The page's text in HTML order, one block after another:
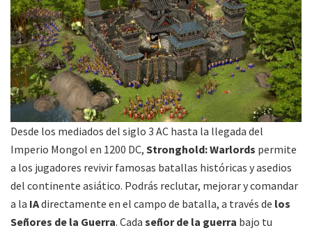
Desde los mediados del siglo 3 AC hasta la llegada del
Imperio Mongol en 1200 DC, Stronghold: Warlords permite
a los jugadores revivir famosas batallas históricas y asedios
del continente asiático. Podrás reclutar, mejorar y comandar
a la IAdirectamente en el campo de batalla, a través de los
Señores de la Guerra. Cada señor de la guerra bajo tu